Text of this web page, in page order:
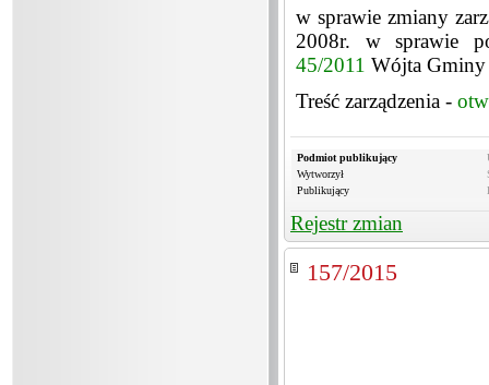
w sprawie zmiany
2008r. w sprawie
45/2011 Wójta Gminy
Treść zarządzenia -
Podmiot publikujący
Wytworzył
Publikujący
Rejestr zmian
157/2015